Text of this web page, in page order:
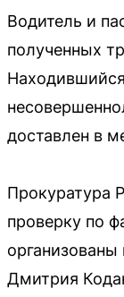
Водитель и
полученных
доставлен в
Прокуратура
проверку по
Дмитрия